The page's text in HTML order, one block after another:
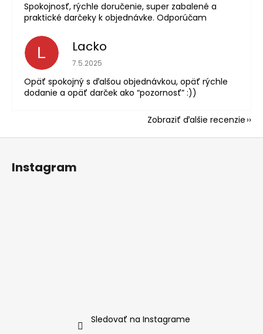
Spokojnosť, rýchle doručenie, super zabalené a
praktické darčeky k objednávke. Odporúčam
L Lacko
Hodnotenie obchodu je 5 z 5 hviezdičiek.
7.5.2025
Opäť spokojný s ďalšou objednávkou, opäť rýchle
dodanie a opäť darček ako “pozornosť” :))
Zobraziť ďalšie recenzie
Instagram
Sledovať na Instagrame